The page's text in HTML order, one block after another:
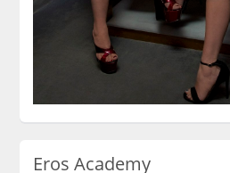
Eros Academy